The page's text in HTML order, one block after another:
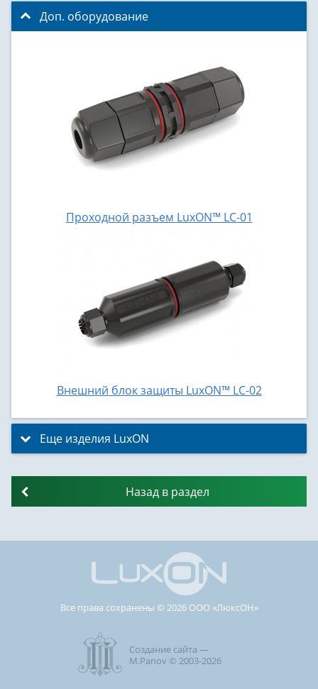
Доп. оборудование
Проходной разъем LuxON™ LС-01
Внешний блок защиты LuxON™ LC-02
Еще изделия LuxON
Назад в раздел
Все права сохранены © 2026 ООО «ЛюксОН»
Создание сайта —
M.Panov © 2003-2026